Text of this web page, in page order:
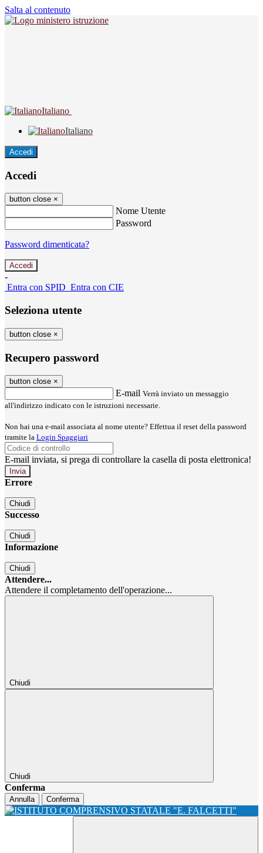
Salta al contenuto
Italiano
Italiano
Accedi
Accedi
button close ×
Nome Utente
Password
Password dimenticata?
-
Entra con SPID Entra con CIE
Seleziona utente
button close ×
Recupero password
button close ×
E-mail Verrà inviato un messaggio
all'indirizzo indicato con le istruzioni necessarie.
Non hai una e-mail associata al nome utente? Effettua il reset della password
tramite la Login Spaggiari
E-mail inviata, si prega di controllare la casella di posta elettronica!
Errore
Chiudi
Successo
Chiudi
Informazione
Chiudi
Attendere...
Attendere il completamento dell'operazione...
Chiudi
Chiudi
Conferma
Annulla Conferma